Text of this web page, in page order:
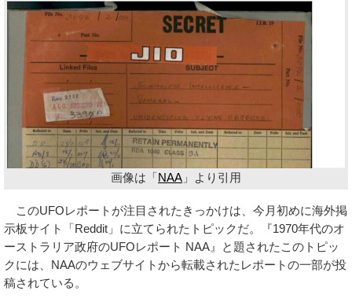
画像は「NAA 」より引用
このUFOレポートが注目されたきっかけは、今月初めに海外掲
示板サイト「Reddit」に立てられたトピックだ。『1970年代のオ
ーストラリア政府のUFOレポート NAA』と題されたこのトピッ
クには、NAAのウェブサイトから転載されたレポートの一部が投
稿されている。